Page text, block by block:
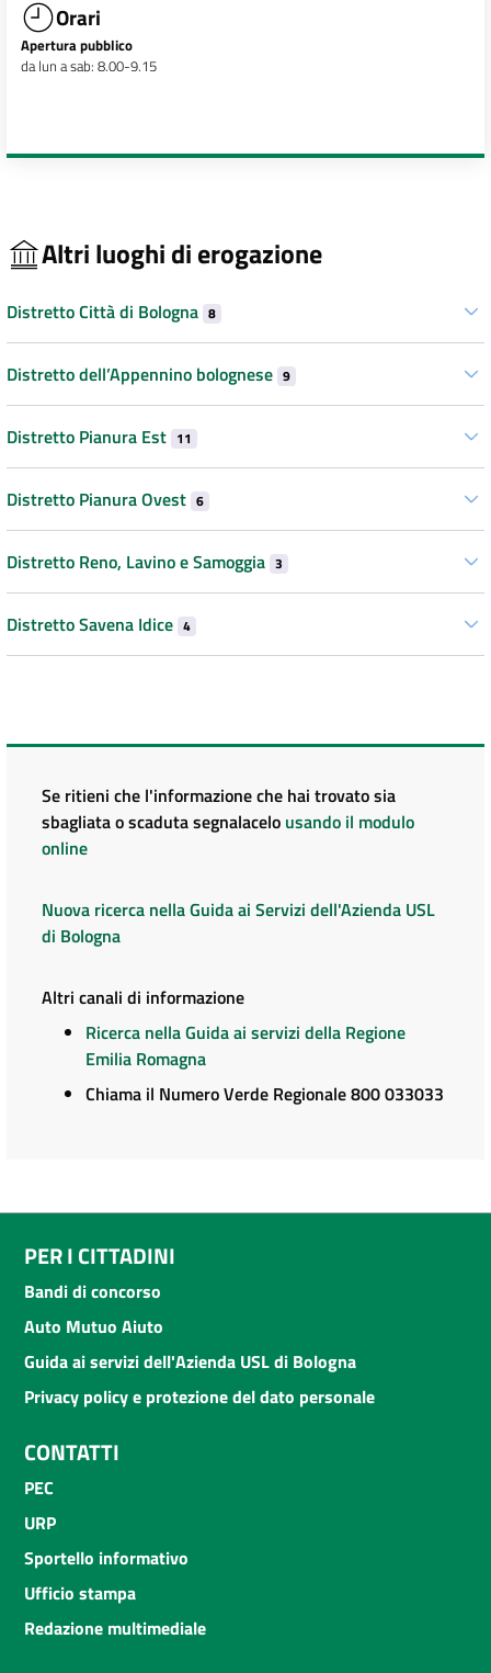
Orari
Apertura pubblico
da lun a sab: 8.00-9.15
Altri luoghi di erogazione
Distretto Città di Bologna 8
Distretto dell’Appennino bolognese 9
Distretto Pianura Est 11
Distretto Pianura Ovest 6
Distretto Reno, Lavino e Samoggia 3
Distretto Savena Idice 4
Se ritieni che l'informazione che hai trovato sia
sbagliata o scaduta segnalacelo usando il modulo
online
Nuova ricerca nella Guida ai Servizi dell'Azienda USL
di Bologna
Altri canali di informazione
Ricerca nella Guida ai servizi della Regione
Emilia Romagna
Chiama il Numero Verde Regionale 800 033033
PER I CITTADINI
Bandi di concorso
Auto Mutuo Aiuto
Guida ai servizi dell'Azienda USL di Bologna
Privacy policy e protezione del dato personale
CONTATTI
PEC
URP
Sportello informativo
Ufficio stampa
Redazione multimediale